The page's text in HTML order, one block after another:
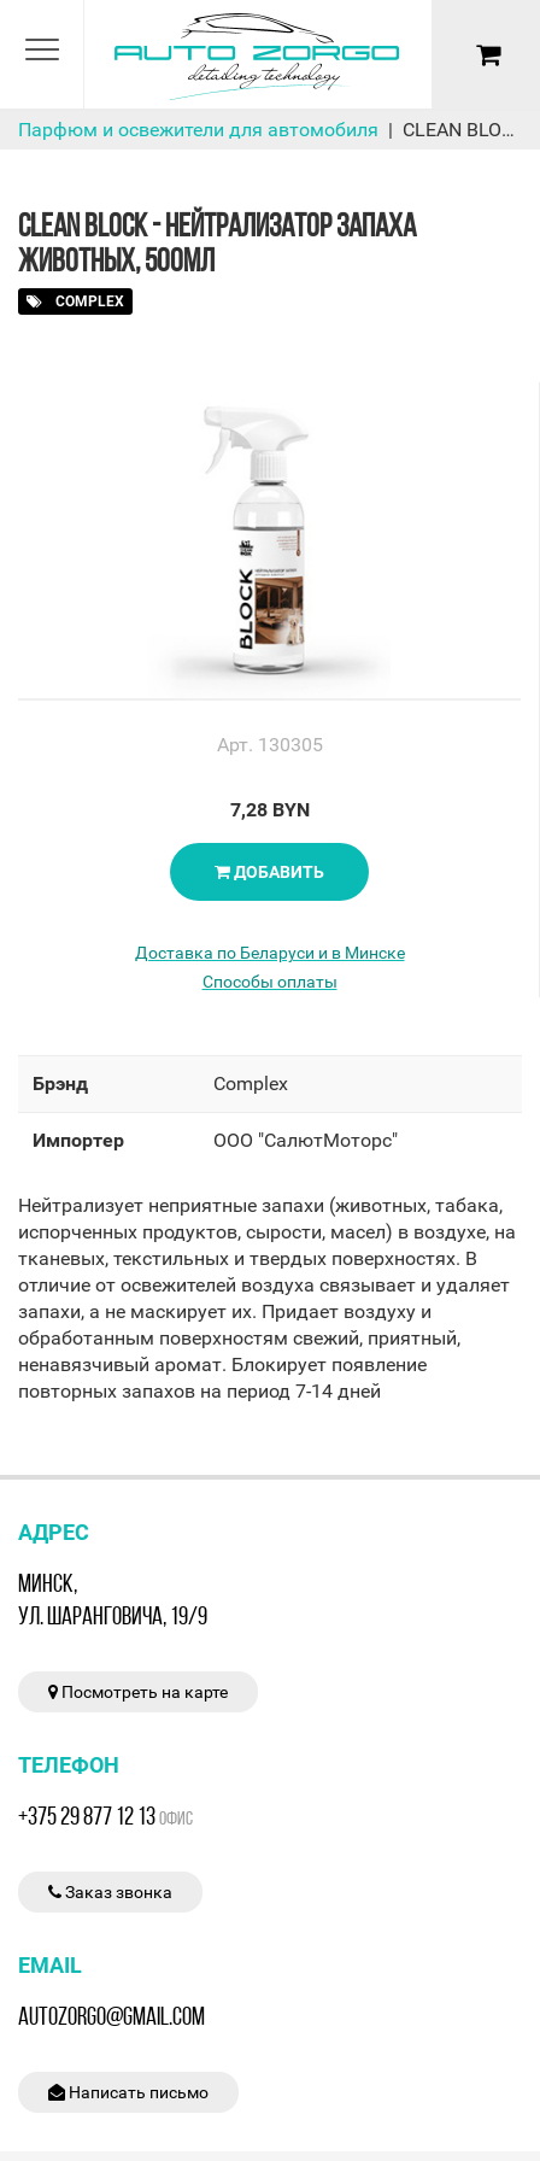
Парфюм и освежители для автомобиля CLEAN BLOCK - Нейтрализатор запаха животных, 500мл
CLEAN BLOCK - НЕЙТРАЛИЗАТОР ЗАПАХА
ЖИВОТНЫХ, 500МЛ
COMPLEX
Арт. 130305
7,28 BYN
ДОБАВИТЬ
Доставка по Беларуси и в Минске
Способы оплаты
Брэнд Complex
Импортер ООО "СалютМоторс"
Нейтрализует неприятные запахи (животных, табака,
испорченных продуктов, сырости, масел) в воздухе, на
тканевых, текстильных и твердых поверхностях. В
отличие от освежителей воздуха связывает и удаляет
запахи, а не маскирует их. Придает воздуху и
обработанным поверхностям свежий, приятный,
ненавязчивый аромат. Блокирует появление
повторных запахов на период 7-14 дней
АДРЕС
МИНСК,
УЛ. ШАРАНГОВИЧА, 19/9
Посмотреть на карте
ТЕЛЕФОН
+375 29 877 12 13ОФИС
Заказ звонка
EMAIL
AUTOZORGO@GMAIL.COM
Написать письмо